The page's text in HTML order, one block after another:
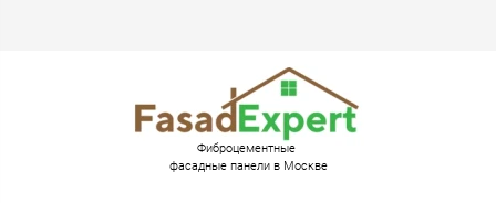
Фиброцементные
фасадные панели в Москве